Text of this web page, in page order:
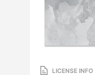
LICENSE INFO